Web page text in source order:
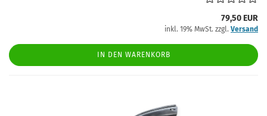
79,50 EUR
inkl. 19% MwSt. zzgl. Versand
IN DEN WARENKORB